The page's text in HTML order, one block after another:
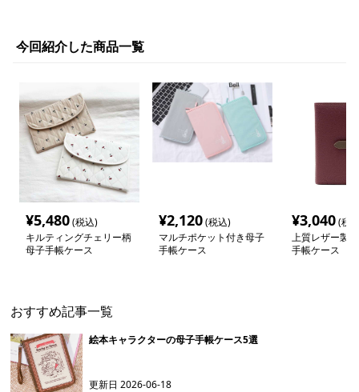
今回紹介した商品一覧
¥5,480(税込)
キルティングチェリー柄
母子手帳ケース
¥2,120(税込)
マルチポケット付き母子
手帳ケース
¥3,040(税
上質レザー製
手帳ケース
おすすめ記事一覧
絵本キャラクターの母子手帳ケース5選
更新日2026-06-18